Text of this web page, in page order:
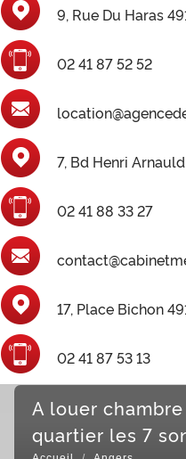
9, Rue Du Haras
02 41 87 52 52
7, Bd Henri
02 41 88 33 27
17, Place Bichon
02 41 87 53 13
a louer chambre en colocation
quartier les 7